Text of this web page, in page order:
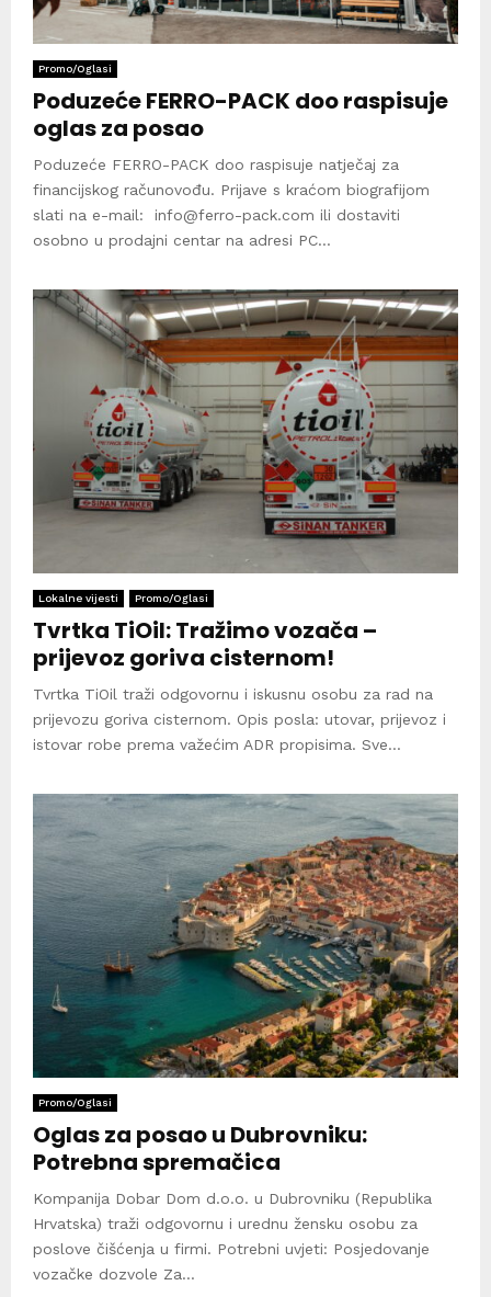
Promo/Oglasi
Poduzeće FERRO-PACK doo raspisuje
oglas za posao
Poduzeće FERRO-PACK doo raspisuje natječaj za
financijskog računovođu. Prijave s kraćom biografijom
slati na e-mail: info@ferro-pack.com ili dostaviti
osobno u prodajni centar na adresi PC...
Lokalne vijesti Promo/Oglasi
Tvrtka TiOil: Tražimo vozača –
prijevoz goriva cisternom!
Tvrtka TiOil traži odgovornu i iskusnu osobu za rad na
prijevozu goriva cisternom. Opis posla: utovar, prijevoz i
istovar robe prema važećim ADR propisima. Sve...
Promo/Oglasi
Oglas za posao u Dubrovniku:
Potrebna spremačica
Kompanija Dobar Dom d.o.o. u Dubrovniku (Republika
Hrvatska) traži odgovornu i urednu žensku osobu za
poslove čišćenja u firmi. Potrebni uvjeti: Posjedovanje
vozačke dozvole Za...